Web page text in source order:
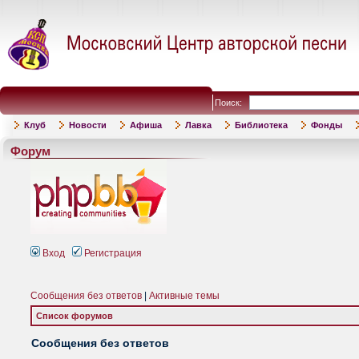
Поиск:
Клуб Новости Афиша Лавка Библиотека Фонды
Форум
Вход Регистрация
Сообщения без ответов Активные темы
Список форумов
Сообщения без ответов